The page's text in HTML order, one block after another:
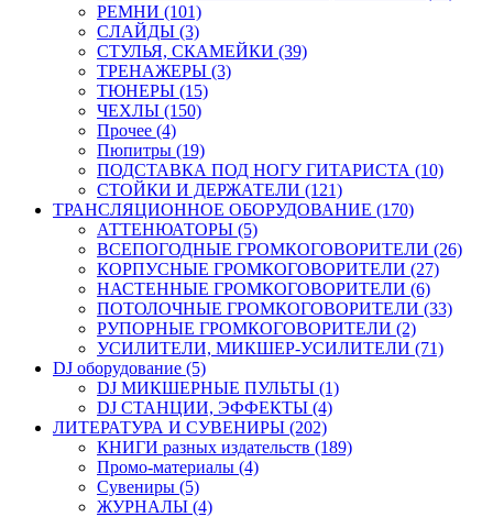
РЕМНИ (101)
СЛАЙДЫ (3)
СТУЛЬЯ, СКАМЕЙКИ (39)
ТРЕНАЖЕРЫ (3)
ТЮНЕРЫ (15)
ЧЕХЛЫ (150)
Прочее (4)
Пюпитры (19)
ПОДСТАВКА ПОД НОГУ ГИТАРИСТА (10)
СТОЙКИ И ДЕРЖАТЕЛИ (121)
ТРАНСЛЯЦИОННОЕ ОБОРУДОВАНИЕ (170)
АТТЕНЮАТОРЫ (5)
ВСЕПОГОДНЫЕ ГРОМКОГОВОРИТЕЛИ (26)
КОРПУСНЫЕ ГРОМКОГОВОРИТЕЛИ (27)
НАСТЕННЫЕ ГРОМКОГОВОРИТЕЛИ (6)
ПОТОЛОЧНЫЕ ГРОМКОГОВОРИТЕЛИ (33)
РУПОРНЫЕ ГРОМКОГОВОРИТЕЛИ (2)
УСИЛИТЕЛИ, МИКШЕР-УСИЛИТЕЛИ (71)
DJ оборудование (5)
DJ МИКШЕРНЫЕ ПУЛЬТЫ (1)
DJ СТАНЦИИ, ЭФФЕКТЫ (4)
ЛИТЕРАТУРА И СУВЕНИРЫ (202)
КНИГИ разных издательств (189)
Промо-материалы (4)
Сувениры (5)
ЖУРНАЛЫ (4)